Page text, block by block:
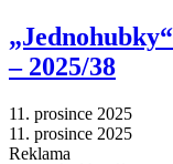
–⁠ 2025/38
11. prosince 2025
11. prosince 2025
Reklama